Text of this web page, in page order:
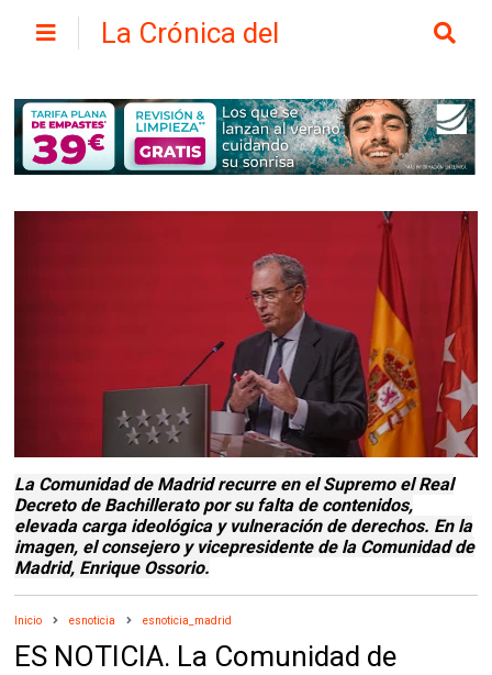
La Crónica del
La Comunidad de Madrid recurre en el Supremo el Real
Decreto de Bachillerato por su falta de contenidos,
elevada carga ideológica y vulneración de derechos. En la
imagen, el consejero y vicepresidente de la Comunidad de
Madrid, Enrique Ossorio.
Inicio esnoticia esnoticia_madrid
ES NOTICIA. La Comunidad de